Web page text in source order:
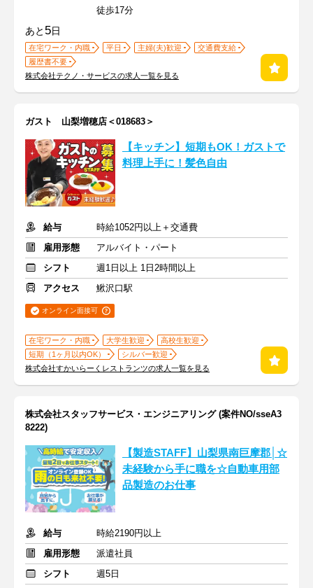
徒歩17分
あと 5日
在宅ワーク・内職 平日 主婦(夫)歓迎
交通費支給
履歴書不要
株式会社テクノ・サービスの求人一覧を見る
ガスト 山梨増穂店＜018683＞
【キッチン】短期もOK！ガストで
料理上手に！髪色自由
給与
時給1052円以上＋交通費
雇用形態
アルバイト・パート
シフト
週1日以上 1日2時間以上
アクセス
鰍沢口駅
オンライン面接可
在宅ワーク・内職 大学生歓迎
高校生歓迎
短期（1ヶ月以内OK）
シルバー歓迎
株式会社すかいらーくレストランツの求人一覧を見る
株式会社スタッフサービス・エンジニアリング (案件NO/sseA3
8222)
【製造STAFF】山梨県南巨摩郡│☆
未経験から手に職を☆自動車用部
品製造のお仕事
給与
時給2190円以上
雇用形態
派遣社員
シフト
週5日